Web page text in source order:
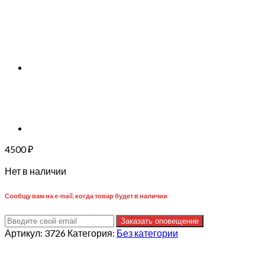
4500₽
Нет в наличии
Сообщу вам на e-mail, когда товар будет в наличии
Заказать оповещение
Артикул: 3726 Категория: Без категории